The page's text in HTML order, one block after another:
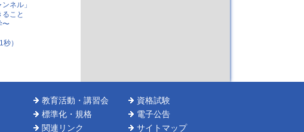
ネル」
こと
〜
）
教育活動・講習会
資格試験
標準化・規格
電子公告
関連リンク サイトマップ